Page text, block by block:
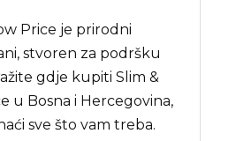
Price je prirodni
stvoren za podršku
gdje kupiti Slim &
u Bosna i Hercegovina,
sve što vam treba.